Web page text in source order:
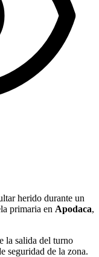
herido durante un
primaria en Apodaca,
la salida del turno
seguridad de la zona.